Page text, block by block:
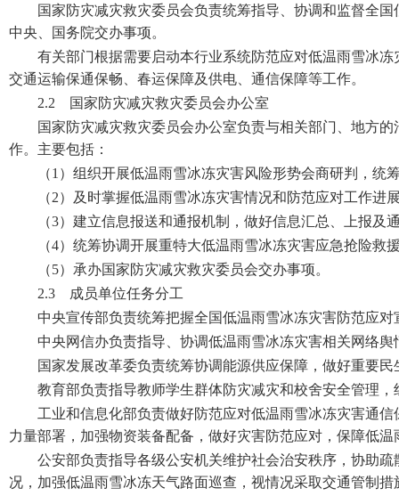
国家防灾减灾救灾委员会负责统筹指导、协调和监督全
中央、国务院交办事项。
有关部门根据需要启动本行业系统防范应对低温雨雪冰
交通运输保通保畅、春运保障及供电、通信保障等工作。
2.2 国家防灾减灾救灾委员会办公室
国家防灾减灾救灾委员会办公室负责与相关部门、地方
作。主要包括：
（1）组织开展低温雨雪冰冻灾害风险形势会商研判，
（2）及时掌握低温雨雪冰冻灾害情况和防范应对工作
（3）建立信息报送和通报机制，做好信息汇总、上报及
（4）统筹协调开展重特大低温雨雪冰冻灾害应急抢险救
（5）承办国家防灾减灾救灾委员会交办事项。
2.3 成员单位任务分工
中央宣传部负责统筹把握全国低温雨雪冰冻灾害防范应
中央网信办负责指导、协调低温雨雪冰冻灾害相关网络舆
国家发展改革委负责统筹协调能源供应保障，做好重要
教育部负责指导教师学生群体防灾减灾和校舍安全管理
工业和信息化部负责做好防范应对低温雨雪冰冻灾害通
力量部署，加强物资装备配备，做好灾害防范应对，保障低
公安部负责指导各级公安机关维护社会治安秩序，协助
况，加强低温雨雪冰冻天气路面巡查，视情况采取交通管制措